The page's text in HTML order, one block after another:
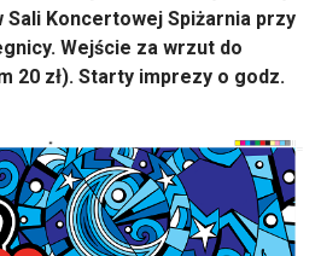
Koncertowej Spiżarnia przy
Wejście za wrzut do
20 zł). Starty imprezy o godz.